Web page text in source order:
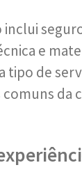
inclui
e
tipo de
da